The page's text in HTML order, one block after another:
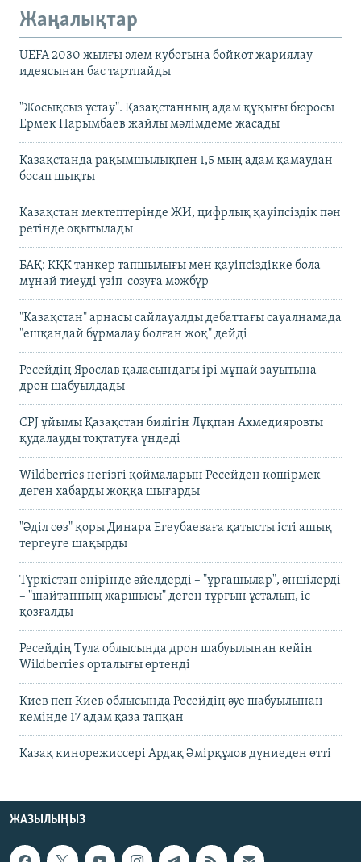
Жаңалықтар
UEFA 2030 жылғы әлем кубогына бойкот жариялау
идеясынан бас тартпайды
"Жосықсыз ұстау". Қазақстанның адам құқығы бюросы
Ермек Нарымбаев жайлы мәлімдеме жасады
Қазақстанда рақымшылықпен 1,5 мың адам қамаудан
босап шықты
Қазақстан мектептерінде ЖИ, цифрлық қауіпсіздік пән
ретінде оқытылады
БАҚ: КҚК танкер тапшылығы мен қауіпсіздікке бола
мұнай тиеуді үзіп-созуға мәжбүр
"Қазақстан" арнасы сайлауалды дебаттағы сауалнамада
"ешқандай бұрмалау болған жоқ" дейді
Ресейдің Ярослав қаласындағы ірі мұнай зауытына
дрон шабуылдады
CPJ ұйымы Қазақстан билігін Лұқпан Ахмедияровты
қудалауды тоқтатуға үндеді
Wildberries негізгі қоймаларын Ресейден көшірмек
деген хабарды жоққа шығарды
"Әділ сөз" қоры Динара Егеубаеваға қатысты істі ашық
тергеуге шақырды
Түркістан өңірінде әйелдерді – "ұрғашылар", әншілерді
– "шайтанның жаршысы" деген тұрғын ұсталып, іс
қозғалды
Ресейдің Тула облысында дрон шабуылынан кейін
Wildberries орталығы өртенді
Киев пен Киев облысында Ресейдің әуе шабуылынан
кемінде 17 адам қаза тапқан
Қазақ кинорежиссері Ардақ Әмірқұлов дүниеден өтті
ЖАЗЫЛЫҢЫЗ